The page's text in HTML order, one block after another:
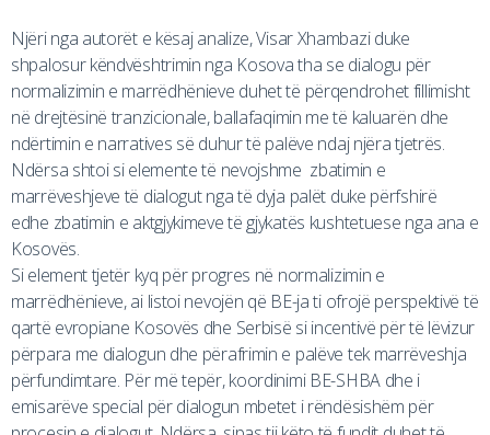
Njëri nga autorët e kësaj analize, Visar Xhambazi duke
shpalosur këndvështrimin nga Kosova tha se dialogu për
normalizimin e marrëdhënieve duhet të përqendrohet fillimisht
në drejtësinë tranzicionale, ballafaqimin me të kaluarën dhe
ndërtimin e narratives së duhur të palëve ndaj njëra tjetrës.
Ndërsa shtoi si elemente të nevojshme zbatimin e
marrëveshjeve të dialogut nga të dyja palët duke përfshirë
edhe zbatimin e aktgjykimeve të gjykatës kushtetuese nga ana e
Kosovës.
Si element tjetër kyq për progres në normalizimin e
marrëdhënieve, ai listoi nevojën që BE-ja ti ofrojë perspektivë të
qartë evropiane Kosovës dhe Serbisë si incentivë për të lëvizur
përpara me dialogun dhe përafrimin e palëve tek marrëveshja
përfundimtare. Për më tepër, koordinimi BE-SHBA dhe i
emisarëve special për dialogun mbetet i rëndësishëm për